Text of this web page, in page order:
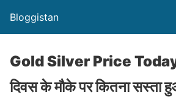
Bloggistan
Gold Silver Price
दिवस के मौके पर कितना सस्ता